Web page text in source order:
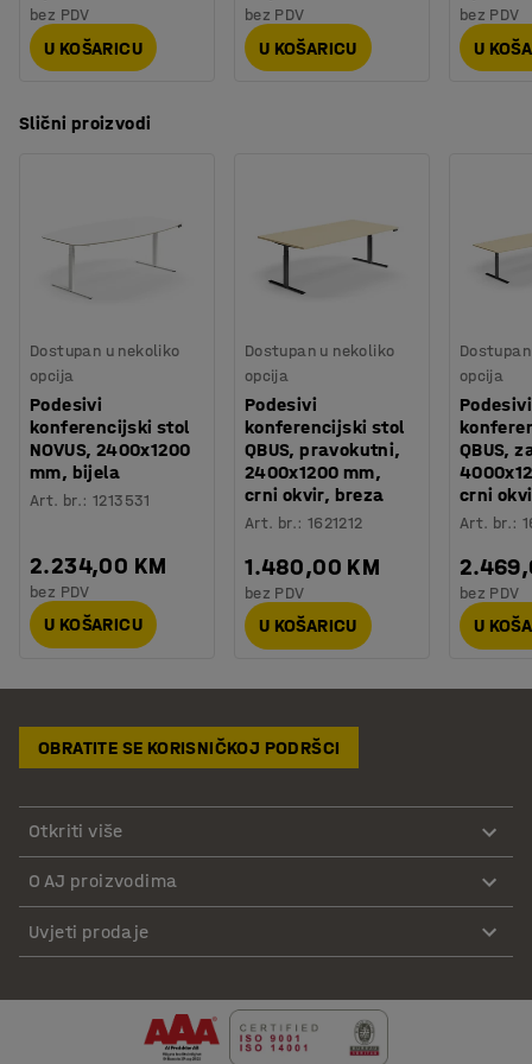
podizanju stola i odmah zaustavlja kretanje. Postolje i
ploča stola su dostupni u nekoliko boja.
Montaža
Dolazi nesastavljeno
bez PDV
U KOŠARICU
bez PDV
U KOŠARICU
bez PDV
U
Slični proizvodi
Dostupan u nekoliko
opcija
Podesivi
konferencijski stol
NOVUS, 2400x1200
mm, bijela
Art. br.:1213531
2.234,00 KM
bez PDV
U KOŠARICU
Dostupan u nekoliko
opcija
Podesivi
konferencijski stol
QBUS, pravokutni,
2400x1200 mm,
crni okvir, breza
Art. br.: 1621212
1.480,00 KM
bez PDV
U KOŠARICU
opcija
Podesivi
QBUS,
crni
Art. br.:
bez PDV
U
OBRATITE SE KORISNIČKOJ PODRŠCI
Otkriti više
O AJ proizvodima
Uvjeti prodaje